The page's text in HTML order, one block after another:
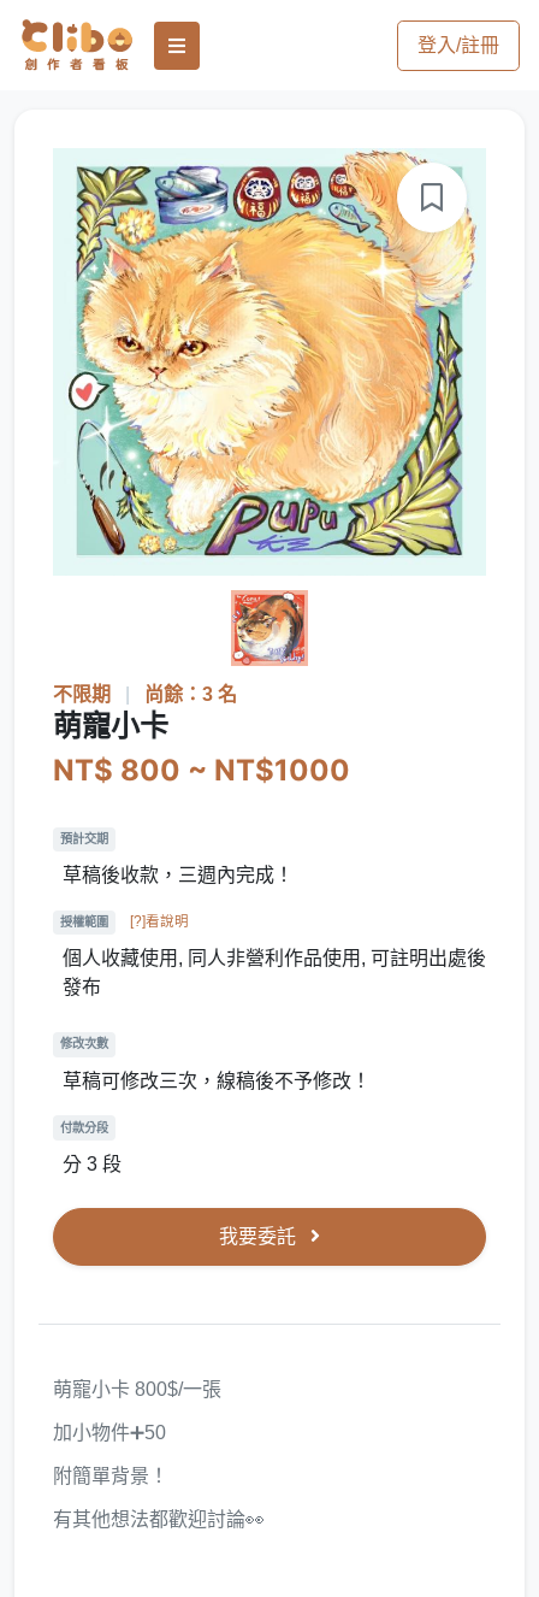
登入/註冊
不限期 尚餘：3 名
萌寵小卡
NT$ 800 ~ NT$1000
預計交期
草稿後收款，三週內完成！
授權範圍 [?]看說明
個人收藏使用, 同人非營利作品使用, 可註明出處後
發布
修改次數
草稿可修改三次，線稿後不予修改！
付款分段
分 3 段
我要委託
萌寵小卡 800$/一張
加小物件➕50
附簡單背景！
有其他想法都歡迎討論👀